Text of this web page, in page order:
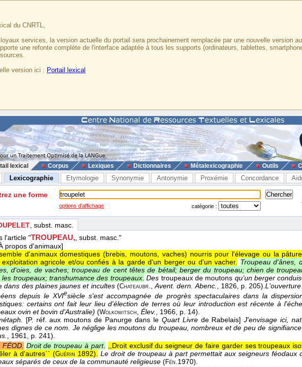
du CNRTL,
services, la version actuelle du portail sera prochainement remplacée par une nouvelle version au
une refonte complète de l'interface adaptée à tous les supports (ordinateurs, tablettes,
version ici : Portail lexical
lexical Corpus Lexiques Dictionnaires Métalexicographie Outils
Lexicographie Etymologie Synonymie Antonymie Proxémie Concordance
une forme
options d'affichage catégorie :
, subst. masc.
l'article "TROUPEAU,, subst. masc."
propos d'animaux]
d'animaux domestiques (brebis, moutons, vaches) nourris pour l'élevage ou la
agricole et/ou confiés à la garde d'un berger ou d'un vacher. Troupeau d'ânes,
d'oies, de vaches; troupeau de cent têtes de bétail; berger du troupeau; chien de
les troupeaux; transhumance des troupeaux. Des troupeaux de moutons qu'un berger
dans des plaines jaunes et incultes(Chateaubr.,Avent. dern. Abenc., 1826, p. 205).
depuis le XVIesiècle s'est accompagnée de progrès spectaculaires dans la
certains ont fait leur lieu d'élection de terres où leur introduction est récente à
ovin et bovin d'Australie) (Wolkowitsch Élev. , 1966 , p. 14).
[P. réf. aux moutons de Panurge dans le Quart Livrede Rabelais] J'envisage ici,
dignes de ce nom. Je néglige les moutons du troupeau, nombreux et de peu de signifiance
, 1961
, p. 241).
FÉOD. Droit de troupeau à part.
,,Droit exclusif du seigneur de faire garder ses troupeaux
à d'autres`` (Guérin 1892).
Le droit de troupeau à part permettait aux seigneurs féodaux
séparés de ceux de la communauté religieuse (Fén.1970).